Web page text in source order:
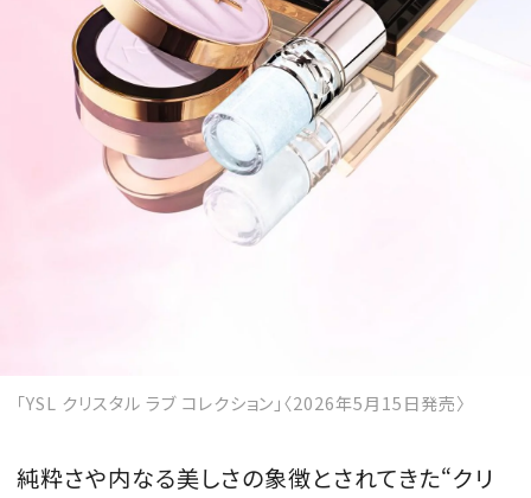
MAGAZINE
SPUR 2026 JULY
「YSL クリスタル ラブ コレクション」〈2026年5月15日発売〉
純粋さや内なる美しさの象徴とされてきた“クリ